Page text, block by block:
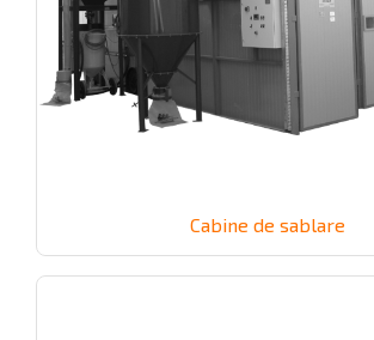
Cabine de sablare